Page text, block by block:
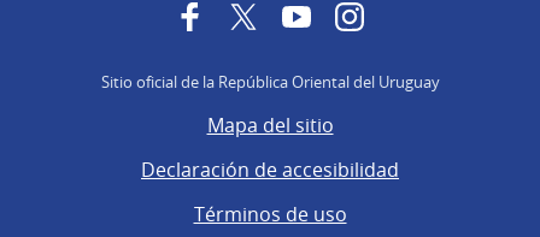
FacebookTwitterYouTubeInstagram
Sitio oficial de la República Oriental del Uruguay
Mapa del sitio
Declaración de accesibilidad
Términos de uso